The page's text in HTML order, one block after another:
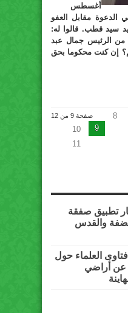
أغسطس
في الدعوة مقابل العفو
سيد قطب. قالوا له:
من الرئيس جمال عبد
إن كنت محكوما بحق
صفحة 9 من 12
8
9
10
11
تطبيق صفقة
والقدس
العلماء حول
عن أراضي